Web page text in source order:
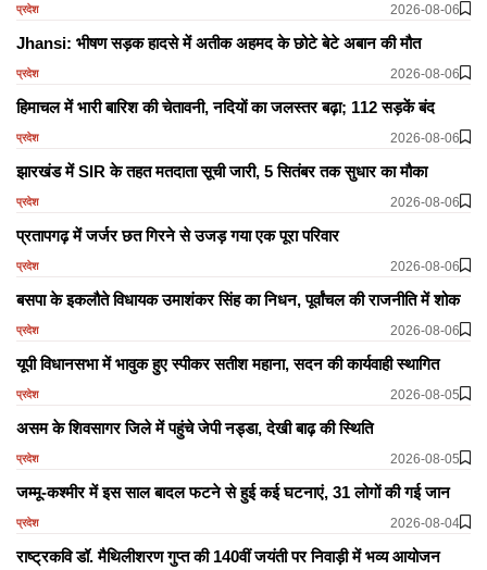
प्रदेश 2026-08-06
Jhansi: भीषण सड़क हादसे में अतीक अहमद के छोटे बेटे अबान की मौत
प्रदेश 2026-08-06
हिमाचल में भारी बारिश की चेतावनी, नदियों का जलस्तर बढ़ा; 112 सड़कें बंद
प्रदेश 2026-08-06
झारखंड में SIR के तहत मतदाता सूची जारी, 5 सितंबर तक सुधार का मौका
प्रदेश 2026-08-06
प्रतापगढ़ में जर्जर छत गिरने से उजड़ गया एक पूरा परिवार
प्रदेश 2026-08-06
बसपा के इकलौते विधायक उमाशंकर सिंह का निधन, पूर्वांचल की राजनीति में शोक
प्रदेश 2026-08-06
यूपी विधानसभा में भावुक हुए स्पीकर सतीश महाना, सदन की कार्यवाही स्थागित
प्रदेश 2026-08-05
असम के शिवसागर जिले में पहुंचे जेपी नड्डा, देखी बाढ़ की स्थिति
प्रदेश 2026-08-05
जम्मू-कश्मीर में इस साल बादल फटने से हुई कई घटनाएं, 31 लोगों की गई जान
प्रदेश 2026-08-04
राष्ट्रकवि डॉ. मैथिलीशरण गुप्त की 140वीं जयंती पर निवाड़ी में भव्य आयोजन